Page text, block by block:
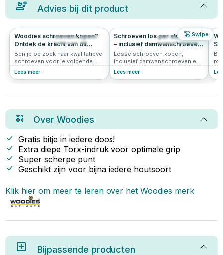
Advies bij dit product
Swipe
205 4.9
Woodies schroeven kopen?
Ontdek de kracht van dit
innovatieve merk
Ben je op zoek naar kwalitatieve
schroeven voor je volgende
klus? Grote kans dat je dan
keuze is.
Lees meer
62 0.0
Schroeven los per stuk kopen
– inclusief damwanschroeven
en tellerkopschroeven per
stuk
Losse schroeven kopen,
inclusief damwanschroeven en
tellerkopschroeven per stuk
Lees meer
OverWoodies
Gratis bitje in iedere doos!
Extra diepe Torx-indruk voor optimale grip
Super scherpe punt
Geschikt zijn voor bijna iedere houtsoort
Klik hier om meer te leren over hetWoodies merk
Bijpassende producten